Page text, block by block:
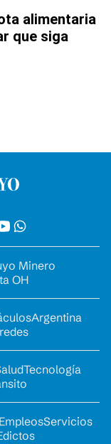
alimentaria
que siga
Minero
OH
Argentina
Tecnología
EmpleosServicios